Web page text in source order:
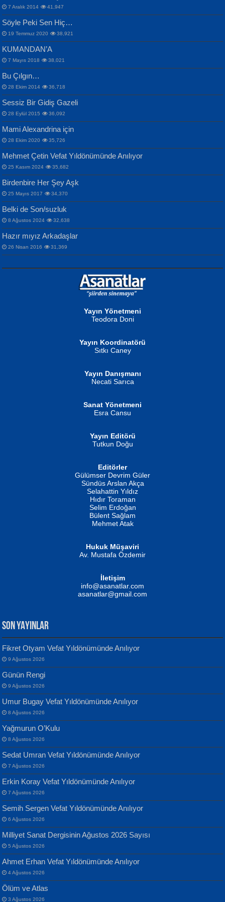
Samimiyet Nedir?...
İPEK ACAR SERT
Gazze’nin Şecaati, Ümmetin İmtihanı...
MAHMUT GÜRBÜZ
İbrahim Olmak ve Bitirebilmek...
NURAN KÖSE BAYDAR
İSMAİL OKUTAN
Erkeklerin Kahrolması Ne Demektir
MUSTAFA KELOĞLU
Yarına İz Bırakmak...
ATİLLA ÖZEN
Sultan Olmadan Önce Eyüp...
EKREM KARABABA
Bülent Sağlam
Mescid-i Aksâ Üstüne Ay!...
Selahattin Yıldız
İdrakimle Üşürken...
Songül Özel
Mahzen...
Ben Deniz Değilim ki...
Evvel Zaman Tanrıçası...
Yılmaz Ekinci
Geceye Söylenen...
Banu Sancak
Defterimden İçeri...
İsmail Aydos
İnkisar...
ERDEM BAYAZIT
Sana, Bana, Vatanıma, Ülkemin
İnsanlarına Dair...
NAZIM HİKMET RAN
Bir Cezaevinde, Tecritteki Adamın
Mektupları...
7 Aralık 2014 41,947
Söyle Peki Sen Hiç…
19 Temmuz 2020 38,921
KUMANDAN’A
7 Mayıs 2018 38,021
Bu Çılgın…
28 Ekim 2014 36,718
Sessiz Bir Gidiş Gazeli
28 Eylül 2015 36,092
Mami Alexandrina için
28 Ekim 2020 35,726
Mehmet Çetin Vefat Yıldönümünde Anılıyor
25 Kasım 2024 35,682
Birdenbire Her Şey Aşk
25 Mayıs 2017 34,370
Belki de Son/suzluk
8 Ağustos 2024 32,638
Hazır mıyız Arkadaşlar
26 Nisan 2016 31,369
Yayın Yönetmeni
Teodora Doni
Yayın Koordinatörü
Sıtkı Caney
Yayın Danışmanı
Necati Sarıca
Sanat Yönetmeni
Esra Cansu
Yayın Editörü
Tutkun Doğu
Editörler
Gülümser Devrim Güler
Sündüs Arslan Akça
Selahattin Yıldız
Hıdır Toraman
Selim Erdoğan
Bülent Sağlam
Mehmet Atak
Hukuk Müşaviri
Av. Mustafa Özdemir
İletişim
info@asanatlar.com
asanatlar@gmail.com
SON YAYINLAR
Fikret Otyam Vefat Yıldönümünde Anılıyor
9 Ağustos 2026
Günün Rengi
9 Ağustos 2026
Umur Bugay Vefat Yıldönümünde Anılıyor
8 Ağustos 2026
Yağmurun O’Kulu
8 Ağustos 2026
Sedat Umran Vefat Yıldönümünde Anılıyor
7 Ağustos 2026
Erkin Koray Vefat Yıldönümünde Anılıyor
7 Ağustos 2026
Semih Sergen Vefat Yıldönümünde Anılıyor
6 Ağustos 2026
Milliyet Sanat Dergisinin Ağustos 2026 Sayısı
5 Ağustos 2026
Ahmet Erhan Vefat Yıldönümünde Anılıyor
4 Ağustos 2026
Ölüm ve Atlas
3 Ağustos 2026